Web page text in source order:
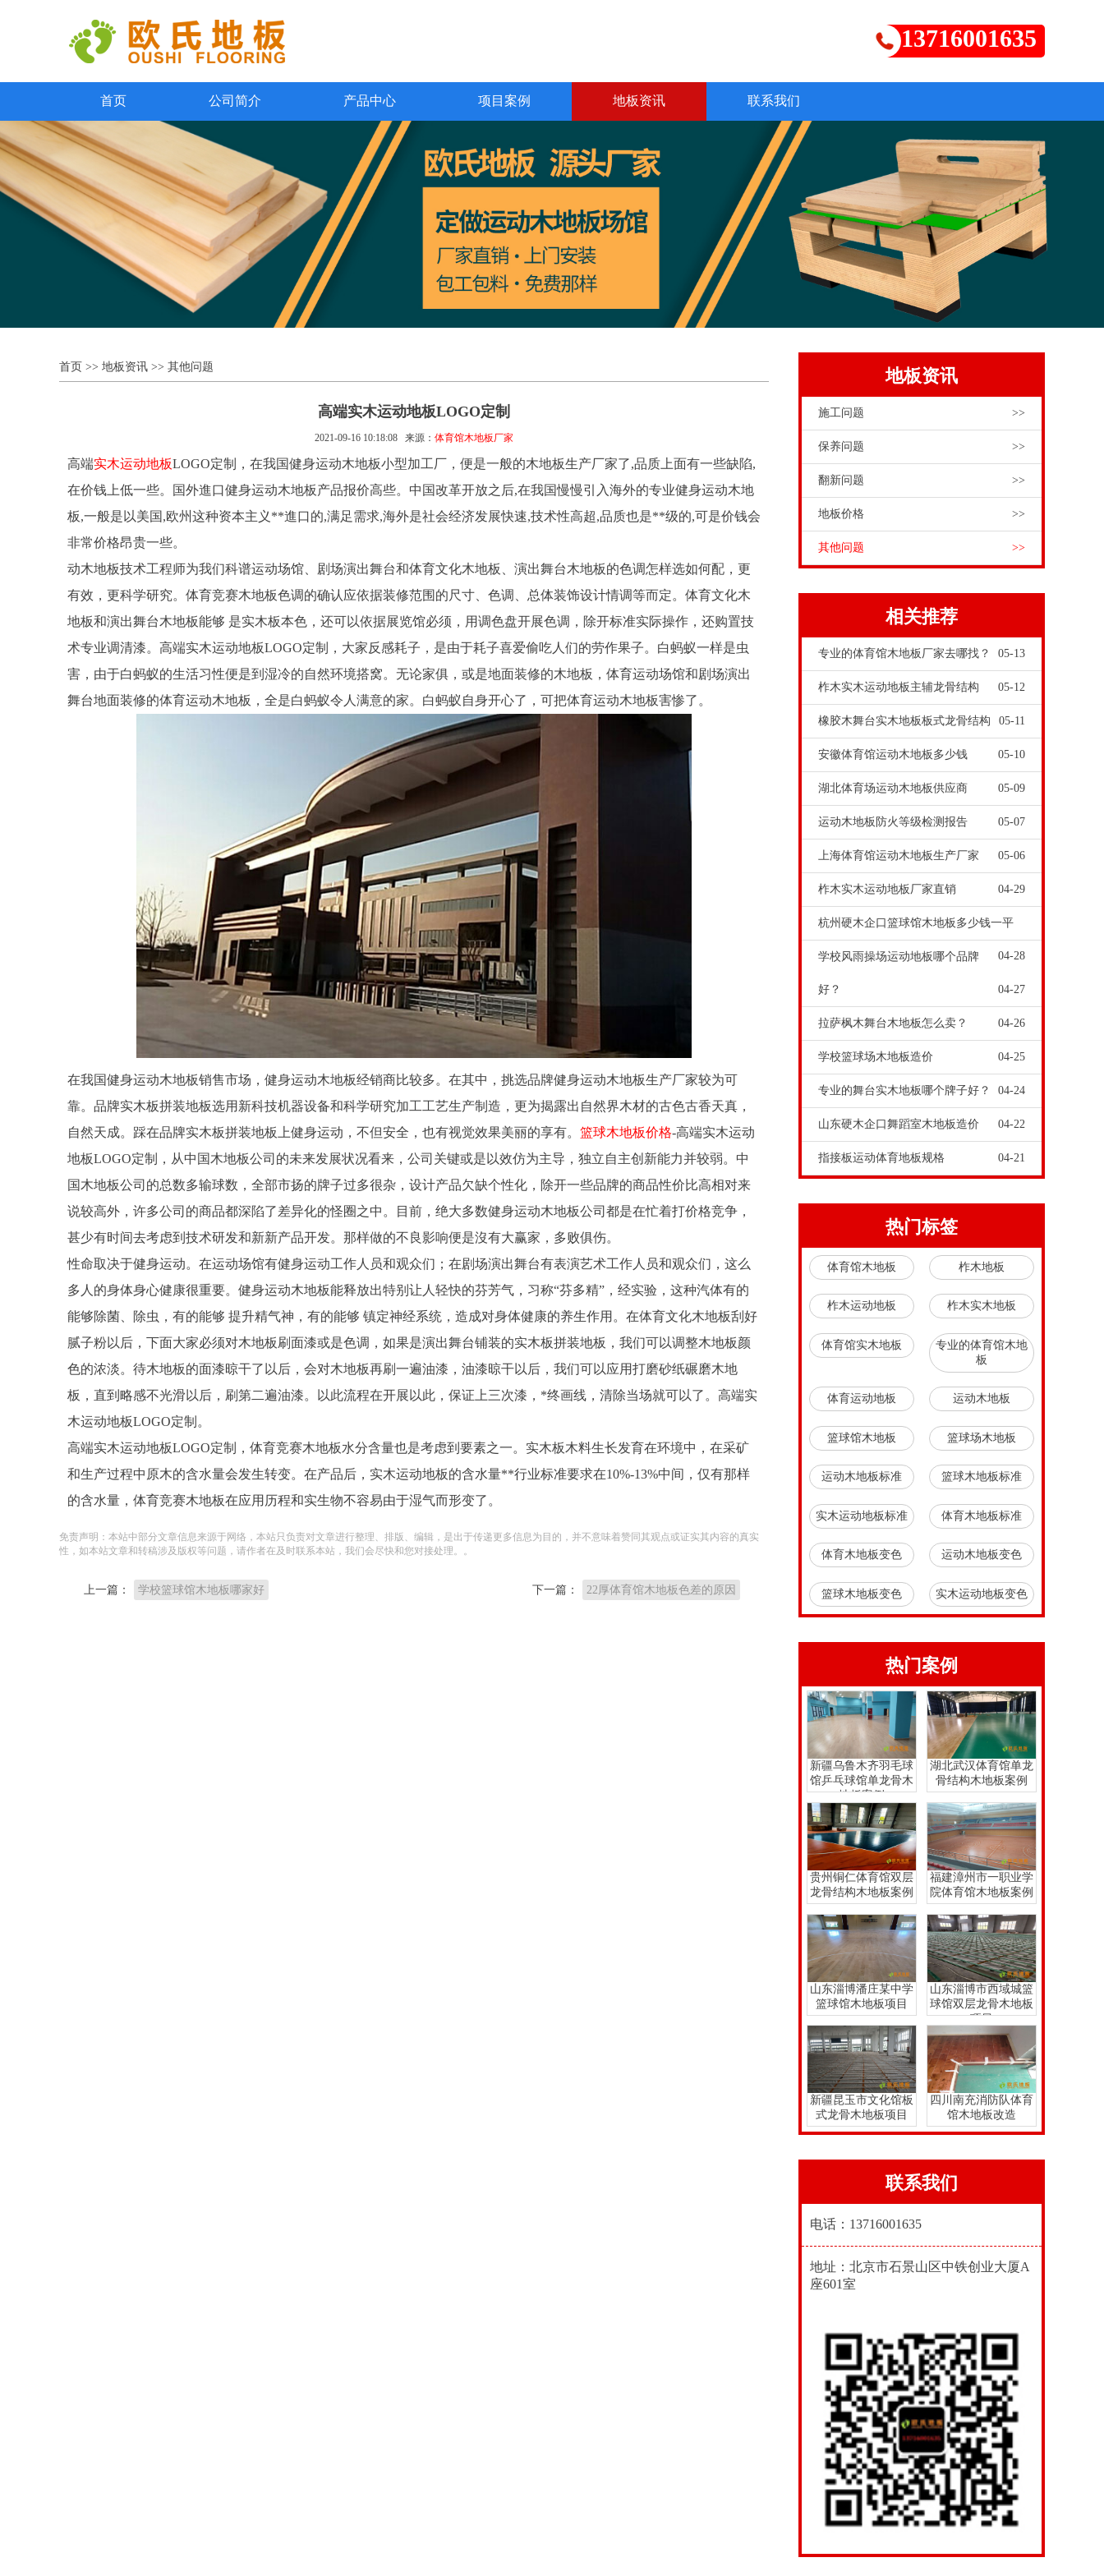
13716001635
首页 公司简介 产品中心 项目案例 地板资讯 联系我们
首页 >> 地板资讯 >> 其他问题
高端实木运动地板LOGO定制
2021-09-16 10:18:08 来源： 体育馆木地板厂家
高端实木运动地板LOGO定制，在我国健身运动木地板小型加工厂，便是一般的木地板生产厂家了,品质上面有一些缺陷,
在价钱上低一些。国外進口健身运动木地板产品报价高些。中国改革开放之后,在我国慢慢引入海外的专业健身运动木地
板,一般是以美国,欧州这种资本主义**進口的,满足需求,海外是社会经济发展快速,技术性高超,品质也是**级的,可是价钱会
非常价格昂贵一些。
动木地板技术工程师为我们科谱运动场馆、剧场演出舞台和体育文化木地板、演出舞台木地板的色调怎样选如何配，更
有效，更科学研究。体育竞赛木地板色调的确认应依据装修范围的尺寸、色调、总体装饰设计情调等而定。体育文化木
地板和演出舞台木地板能够 是实木板本色，还可以依据展览馆必须，用调色盘开展色调，除开标准实际操作，还购置技
术专业调清漆。高端实木运动地板LOGO定制，大家反感耗子，是由于耗子喜爱偷吃人们的劳作果子。白蚂蚁一样是虫
害，由于白蚂蚁的生活习性便是到湿冷的自然环境搭窝。无论家俱，或是地面装修的木地板，体育运动场馆和剧场演出
舞台地面装修的体育运动木地板，全是白蚂蚁令人满意的家。白蚂蚁自身开心了，可把体育运动木地板害惨了。
在我国健身运动木地板销售市场，健身运动木地板经销商比较多。在其中，挑选品牌健身运动木地板生产厂家较为可
靠。品牌实木板拼装地板选用新科技机器设备和科学研究加工工艺生产制造，更为揭露出自然界木材的古色古香天真，
自然天成。踩在品牌实木板拼装地板上健身运动，不但安全，也有视觉效果美丽的享有。 篮球木地板价格-高端实木运动
地板LOGO定制，从中国木地板公司的未来发展状况看来，公司关键或是以效仿为主导，独立自主创新能力并较弱。中
国木地板公司的总数多输球数，全部市扬的牌子过多很杂，设计产品欠缺个性化，除开一些品牌的商品性价比高相对来
说较高外，许多公司的商品都深陷了差异化的怪圈之中。目前，绝大多数健身运动木地板公司都是在忙着打价格竞争，
甚少有时间去考虑到技术研发和新新产品开发。那样做的不良影响便是沒有大赢家，多败俱伤。
性命取决于健身运动。在运动场馆有健身运动工作人员和观众们；在剧场演出舞台有表演艺术工作人员和观众们，这么
多人的身体身心健康很重要。健身运动木地板能释放出特别让人轻快的芬芳气，习称“芬多精”，经实验，这种汽体有的
能够除菌、除虫，有的能够 提升精气神，有的能够 镇定神经系统，造成对身体健康的养生作用。在体育文化木地板刮好
腻子粉以后，下面大家必须对木地板刷面漆或是色调，如果是演出舞台铺装的实木板拼装地板，我们可以调整木地板颜
色的浓淡。待木地板的面漆晾干了以后，会对木地板再刷一遍油漆，油漆晾干以后，我们可以应用打磨砂纸碾磨木地
板，直到略感不光滑以后，刷第二遍油漆。以此流程在开展以此，保证上三次漆，*终画线，清除当场就可以了。高端实
木运动地板LOGO定制。
高端实木运动地板LOGO定制，体育竞赛木地板水分含量也是考虑到要素之一。实木板木料生长发育在环境中，在采矿
和生产过程中原木的含水量会发生转变。在产品后，实木运动地板的含水量**行业标准要求在10%-13%中间，仅有那样
的含水量，体育竞赛木地板在应用历程和实生物不容易由于湿气而形变了。
免责声明：本站中部分文章信息来源于网络，本站只负责对文章进行整理、排版、编辑，是出于传递更多信息为目的，并不意味着赞同其观点或证实其内容的真实
性，如本站文章和转稿涉及版权等问题，请作者在及时联系本站，我们会尽快和您对接处理。。
上一篇： 学校篮球馆木地板哪家好 下一篇： 22厚体育馆木地板色差的原因
地板资讯
施工问题 >>
保养问题 >>
翻新问题 >>
地板价格 >>
其他问题 >>
相关推荐
专业的体育馆木地板厂家去哪找？ 05-13
柞木实木运动地板主辅龙骨结构 05-12
橡胶木舞台实木地板板式龙骨结构 05-11
安徽体育馆运动木地板多少钱 05-10
湖北体育场运动木地板供应商 05-09
运动木地板防火等级检测报告 05-07
上海体育馆运动木地板生产厂家 05-06
柞木实木运动地板厂家直销 04-29
杭州硬木企口篮球馆木地板多少钱一平
04-28
学校风雨操场运动地板哪个品牌
好？ 04-27
拉萨枫木舞台木地板怎么卖？ 04-26
学校篮球场木地板造价 04-25
专业的舞台实木地板哪个牌子好？ 04-24
山东硬木企口舞蹈室木地板造价 04-22
指接板运动体育地板规格 04-21
热门标签
体育馆木地板 柞木地板
柞木运动地板 柞木实木地板
体育馆实木地板
专业的体育馆木地
板
体育运动地板 运动木地板
篮球馆木地板 篮球场木地板
运动木地板标准 篮球木地板标准
实木运动地板标准 体育木地板标准
体育木地板变色 运动木地板变色
篮球木地板变色 实木运动地板变色
热门案例
新疆乌鲁木齐羽毛球
馆乒乓球馆单龙骨木
地板案例
湖北武汉体育馆单龙
骨结构木地板案例
贵州铜仁体育馆双层
龙骨结构木地板案例
福建漳州市一职业学
院体育馆木地板案例
山东淄博潘庄某中学
篮球馆木地板项目
山东淄博市西域城篮
球馆双层龙骨木地板
项目
新疆昆玉市文化馆板
式龙骨木地板项目
四川南充消防队体育
馆木地板改造
联系我们
电话：13716001635
地址：北京市石景山区中铁创业大厦A
座601室